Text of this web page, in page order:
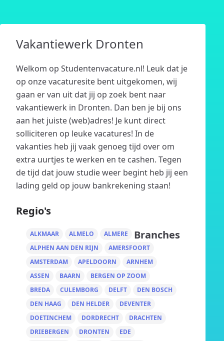
Vakantiewerk Dronten
Welkom op Studentenvacature.nl! Leuk dat je
op onze vacaturesite bent uitgekomen, wij
gaan er van uit dat jij op zoek bent naar
vakantiewerk in Dronten. Dan ben je bij ons
aan het juiste (web)adres! Je kunt direct
solliciteren op leuke vacatures! In de
vakanties heb jij vaak genoeg tijd over om
extra uurtjes te werken en te cashen. Tegen
de tijd dat jouw studie weer begint heb jij een
lading geld op jouw bankrekening staan!
Regio's
ALKMAAR ALMELO
ALMERE
ALPHEN AAN DEN RIJN
AMERSFOORT
AMSTERDAM
APELDOORN
ARNHEM
ASSEN
BAARN
BERGEN OP ZOOM
BREDA
CULEMBORG DELFT
DEN BOSCH
DEN HAAG
DEN HELDER
DEVENTER
DOETINCHEM
DORDRECHT
DRACHTEN
DRIEBERGEN
DRONTEN
EDE
Branches